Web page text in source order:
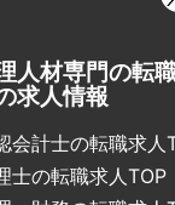
人材専門の転
求人情報
会計士の転職求人
士の転職求人TOP